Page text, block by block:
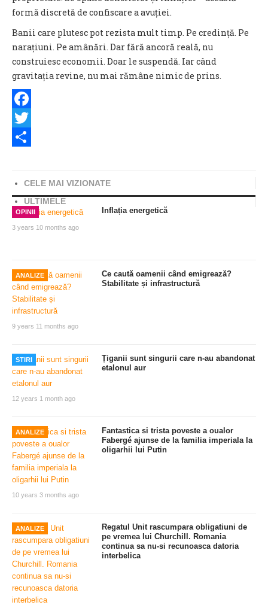
formă discretă de confiscare a avuției.
Banii care plutesc pot rezista mult timp. Pe credință. Pe
narațiuni. Pe amânări. Dar fără ancoră reală, nu
construiesc economii. Doar le suspendă. Iar când
gravitația revine, nu mai rămâne nimic de prins.
Facebook
Twitter
CELE MAI VIZIONATE
ULTIMELE
OPINII
3 years 10 months ago
Inflația energetică
ANALIZE
9 years 11 months ago
Ce caută oamenii când emigrează?
Stabilitate și infrastructură
STIRI
12 years 1 month ago
Țiganii sunt singurii care n-au abandonat
etalonul aur
ANALIZE
10 years 3 months ago
Fantastica si trista poveste a oualor
Fabergé ajunse de la familia imperiala la
oligarhii lui Putin
ANALIZE
Regatul Unit rascumpara obligatiuni de
pe vremea lui Churchill. Romania
continua sa nu-si recunoasca datoria
interbelica